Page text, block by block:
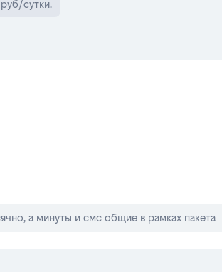
сутки.
а минуты и смс общие в рамках пакета